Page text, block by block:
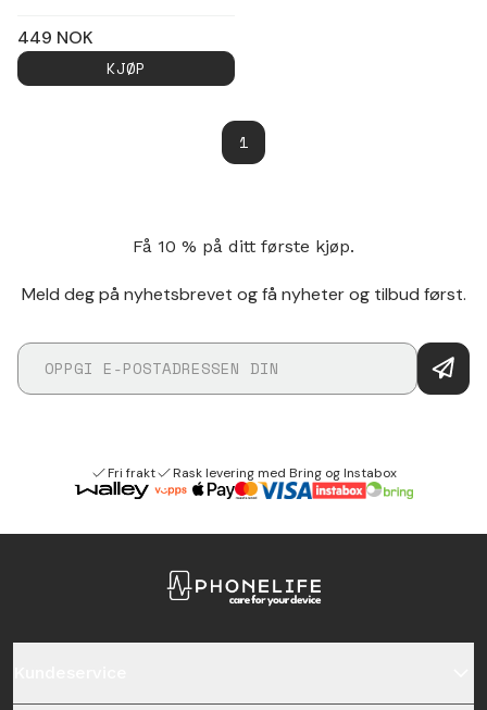
449 NOK
KJØP
1
Få 10 % på ditt første kjøp.
Meld deg på nyhetsbrevet og få nyheter og tilbud først.
Fri frakt Rask levering med Bring og Instabox